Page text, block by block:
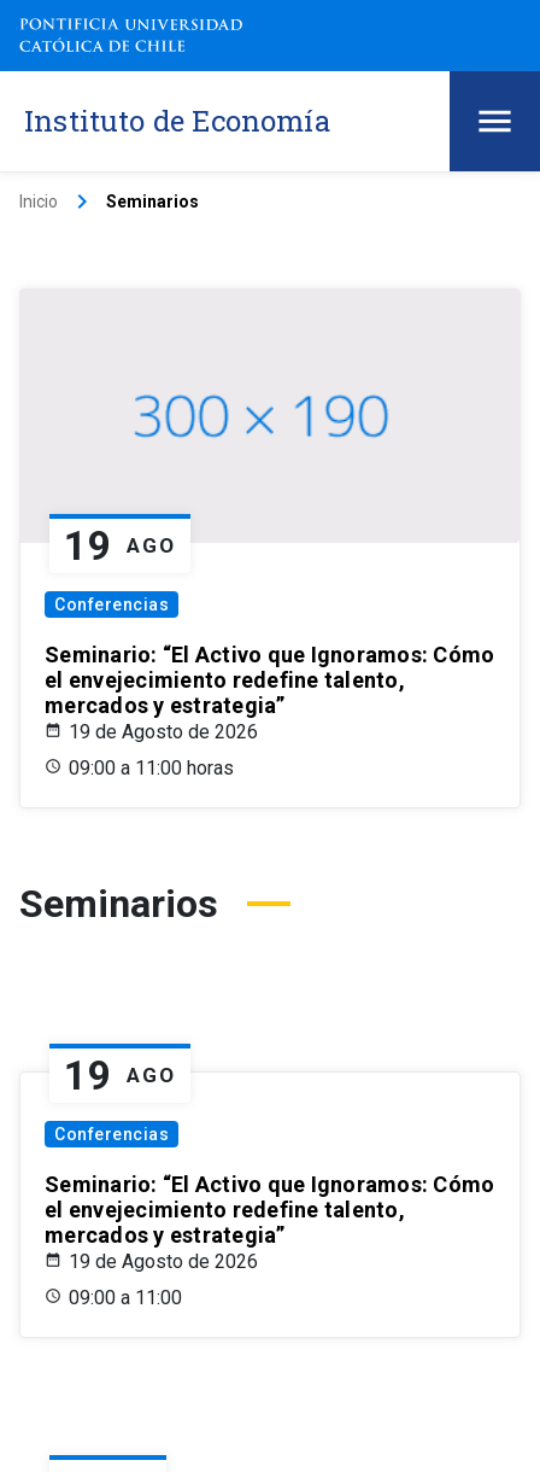
Instituto de Economía
Inicio keyboard_arrow_right Seminarios
19 AGO
Conferencias
Seminario: “El Activo que Ignoramos: Cómo
el envejecimiento redefine talento,
mercados y estrategia”
19 de Agosto de 2026
09:00 a 11:00 horas
Seminarios
19 AGO
Conferencias
Seminario: “El Activo que Ignoramos: Cómo
el envejecimiento redefine talento,
mercados y estrategia”
19 de Agosto de 2026
09:00 a 11:00